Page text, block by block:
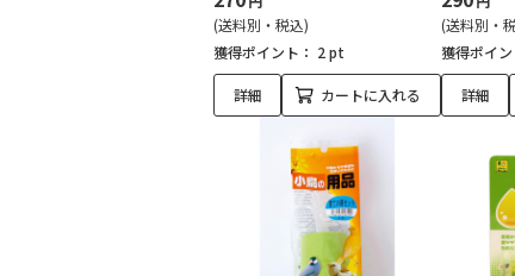
(送料別・税込)
獲得ポイント： 2 pt
詳細 カートに入れる
(送料別・
獲得ポイン
詳細